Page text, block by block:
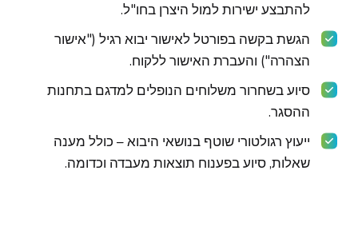
להתבצע ישירות למול היצרן בחו"ל.
הגשת בקשה בפורטל לאישור יבוא רגיל ("אישור
הצהרה") והעברת האישור ללקוח.
סיוע בשחרור משלוחים הנופלים למדגם בתחנות
ההסגר.
ייעוץ רגולטורי שוטף בנושאי היבוא – כולל מענה
שאלות, סיוע בפענוח תוצאות מעבדה וכדומה.